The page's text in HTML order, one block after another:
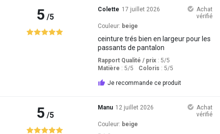
5/5
Colette 17 juillet 2026
Achat
vérifié
Couleur: beige
ceinture trés bien en largeur pour les
passants de pantalon
Rapport Qualité / prix: 5/5
Matière : 5/5 Coloris : 5/5
Je recommande ce produit
5/5
Manu 12 juillet 2026
Achat
vérifié
Couleur: beige